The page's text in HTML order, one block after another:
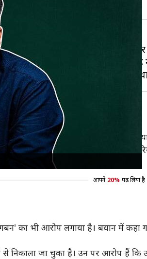
है कि वो अब न तो उसके कर्मचारी
हुए कहा कि अपने गलत कामों की वजह
बैठक में ग्रोवर को निकालने का फैसला
नतीजों का पता चलते ही ग्रोवर ने ईमेल
आपने 20% पढ़ लिया है
का भी आरोप लगाया है। बयान में कहा
निकाला जा चुका है। उन पर आरोप हैं कि